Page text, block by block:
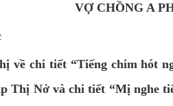
VỢ CHỒNG A
về chi tiết “Tiếng chim hót
Thị Nở và chi tiết “Mị nghe